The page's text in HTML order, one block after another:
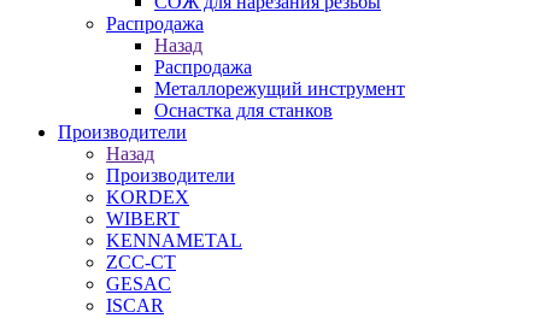
Распродажа
Назад
Распродажа
Металлорежущий инструмент
Оснастка для станков
Производители
Назад
Производители
KORDEX
WIBERT
KENNAMETAL
ZCC-CT
GESAC
ISCAR